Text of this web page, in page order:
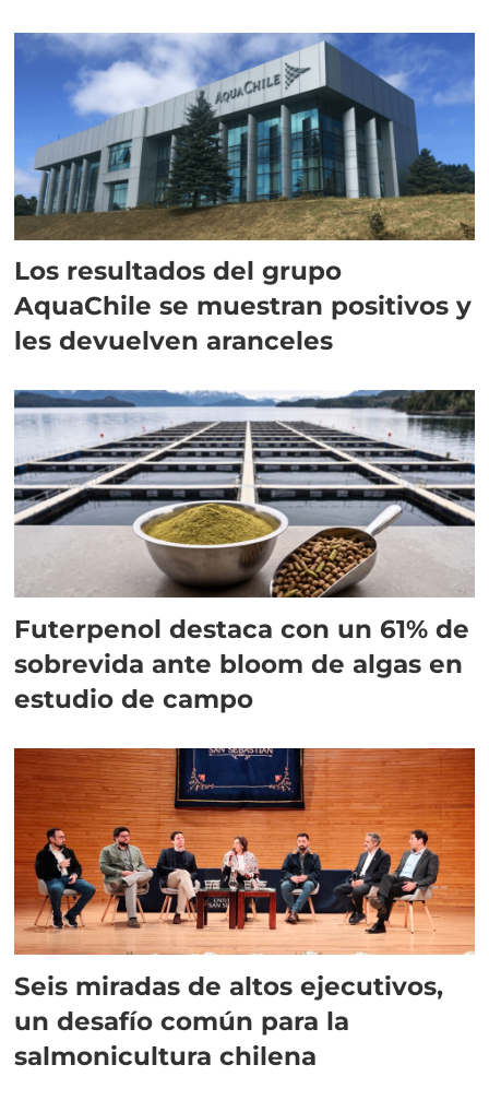
Los resultados del grupo
AquaChile se muestran positivos y
les devuelven aranceles
Futerpenol destaca con un 61% de
sobrevida ante bloom de algas en
estudio de campo
Seis miradas de altos ejecutivos,
un desafío común para la
salmonicultura chilena